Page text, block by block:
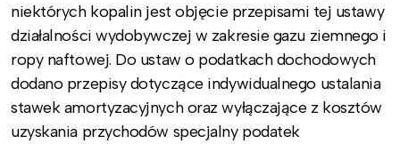
niektórych kopalin jest objęcie przepisami tej ustawy
działalności wydobywczej w zakresie gazu ziemnego i
ropy naftowej. Do ustaw o podatkach dochodowych
dodano przepisy dotyczące indywidualnego ustalania
stawek amortyzacyjnych oraz wyłączające z kosztów
uzyskania przychodów specjalny podatek